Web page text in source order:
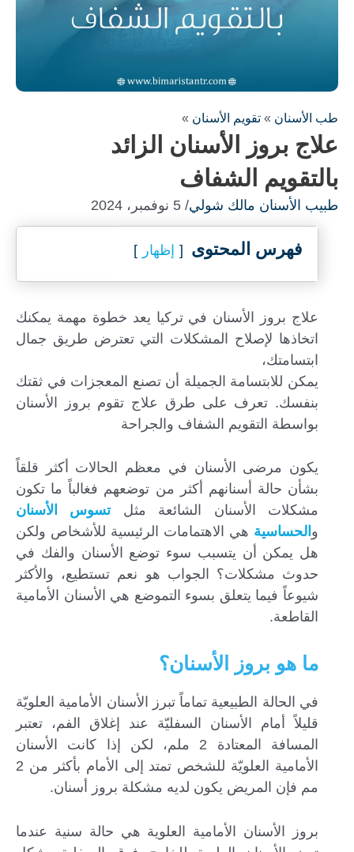
طب الأسنان » تقويم الأسنان »
علاج بروز الأسنان الزائد
بالتقويم الشفاف
طبيب الأسنان مالك شولي/ 5 نوفمبر، 2024
فهرس المحتوى إظهار
علاج بروز الأسنان في تركيا يعد خطوة مهمة يمكنك
اتخاذها لإصلاح المشكلات التي تعترض طريق جمال
ابتسامتك،
يمكن للابتسامة الجميلة أن تصنع المعجزات في ثقتك
بنفسك. تعرف على طرق علاج تقوم بروز الأسنان
بواسطة التقويم الشفاف والجراحة
يكون مرضى الأسنان في معظم الحالات أكثر قلقاً
بشأن حالة أسنانهم أكثر من توضعهم فغالباً ما تكون
مشكلات الأسنان الشائعة مثلتسوس الأسنان
و الحساسية هي الاهتمامات الرئيسية للأشخاص ولكن
هل يمكن أن يتسبب سوء توضع الأسنان والفك في
حدوث مشكلات؟ الجواب هو نعم تستطيع، والأكثر
شيوعاً فيما يتعلق بسوء التموضع هي الأسنان الأمامية
القاطعة.
ما هو بروز الأسنان؟
في الحالة الطبيعية تماماً تبرز الأسنان الأمامية العلويّة
قليلاً أمام الأسنان السفليّة عند إغلاق الفم، تعتبر
المسافة المعتادة 2 ملم، لكن إذا كانت الأسنان
الأمامية العلويّة للشخص تمتد إلى الأمام بأكثر من 2
مم فإن المريض يكون لديه مشكلة بروز أسنان.
بروز الأسنان الأمامية العلوية هي حالة سنية عندما
املأ النموذج لاستشارة مجانية !
سنكون على اتصال معك في أسرع وقت ممكن
إرسال...